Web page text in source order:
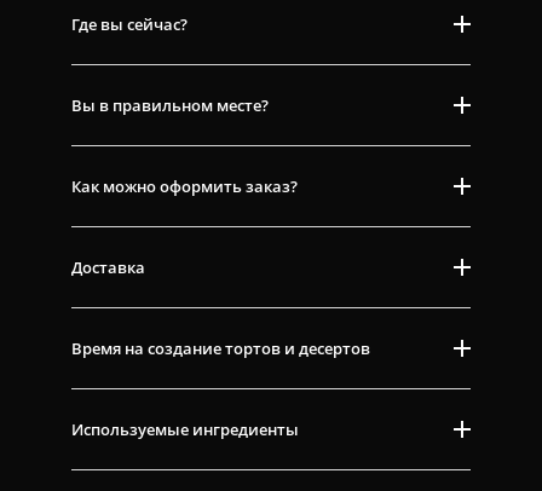
Где вы сейчас?
Вы в правильном месте?
Как можно оформить заказ?
Доставка
Время на создание тортов и десертов
Используемые ингредиенты